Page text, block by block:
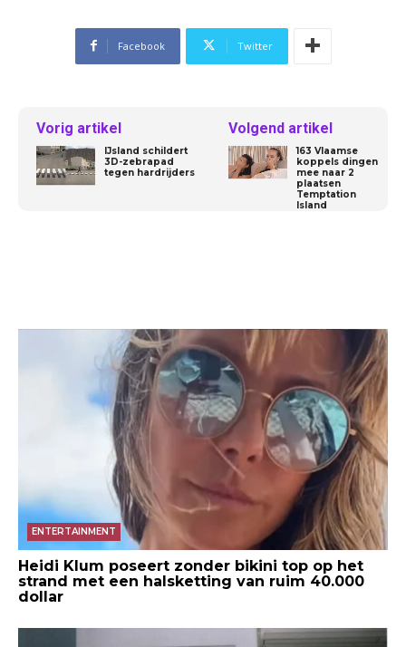
Facebook Twitter
Vorig artikel
IJsland schildert
3D-zebrapad
tegen hardrijders
Volgend artikel
163 Vlaamse
koppels dingen
mee naar 2
plaatsen
Temptation
Island
ENTERTAINMENT
Heidi Klum poseert zonder bikini top op het
strand met een halsketting van ruim 40.000
dollar